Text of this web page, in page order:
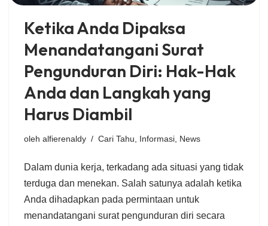
Ketika Anda Dipaksa
Menandatangani Surat
Pengunduran Diri: Hak-Hak
Anda dan Langkah yang
Harus Diambil
oleh alfierenaldy Cari Tahu, Informasi, News
Dalam dunia kerja, terkadang ada situasi yang tidak
terduga dan menekan. Salah satunya adalah ketika
Anda dihadapkan pada permintaan untuk
menandatangani surat pengunduran diri secara